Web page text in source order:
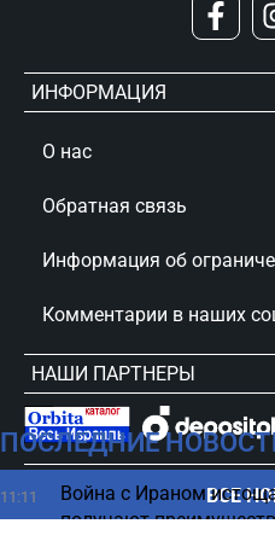
ПОСЛЕДНИЕ
11:11
Война с Ираном
получают
ВСЕ
ИНФОРМАЦИЯ
О нас
Обратная связь
Информация об
Комментарии в наших
НАШИ ПАРТНЕРЫ
сursorinfo.co.il © Все